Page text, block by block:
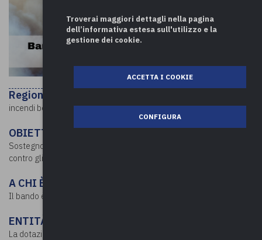
Regione Lombardia
incendi boschivi nelle aree interne.
OBIETTIVI
Sostegno alle attività di previsione, prevenzione e lotta attiva
contro gli incendi boschivi.
A CHI È RIVOLTO
Il bando è rivolto alle Comunità Montane delle aree interne.
ENTITÀ E FORME DELL’AGEVOLAZIONE
La dotazione finanziaria è pari a 2.211.112,00 euro. La sovvenzione
Troverai maggiori dettagli nella pagina
dell’informativa estesa sull'utilizzo e la
gestione dei cookie.
ACCETTA I COOKIE
CONFIGURA